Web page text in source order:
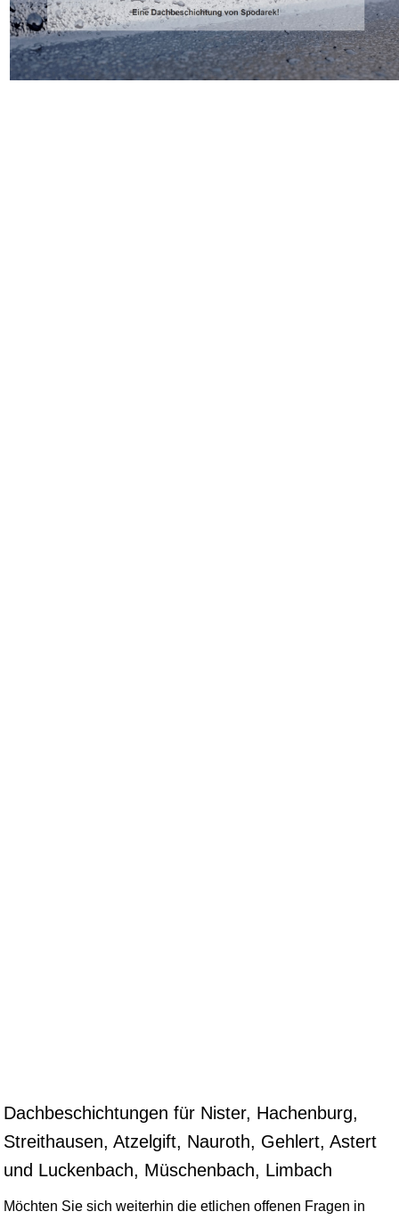
Dachbeschichtungen für Nister, Hachenburg,
Streithausen, Atzelgift, Nauroth, Gehlert, Astert
und Luckenbach, Müschenbach, Limbach
Möchten Sie sich weiterhin die etlichen offenen Fragen in